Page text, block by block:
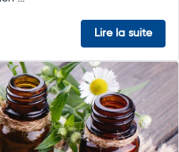
Lire la suite